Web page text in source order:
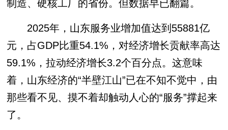
制造、硬核工厂的省份。但数据早已翻篇。
2025年，山东服务业增加值达到55881亿
元，占GDP比重54.1%，对经济增长贡献率高达
59.1%，拉动经济增长3.2个百分点。这意味
着，山东经济的“半壁江山”已在不知不觉中，由
那些看不见、摸不着却触动人心的“服务”撑起来
了。